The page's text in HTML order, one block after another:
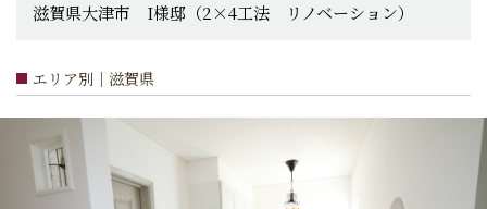
滋賀県大津市 I様邸（2×4工法 リノベーション）
エリア別｜滋賀県